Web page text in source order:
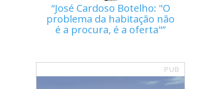
José Cardoso Botelho: "O
problema da habitação não
é a procura, é a oferta"
PUB